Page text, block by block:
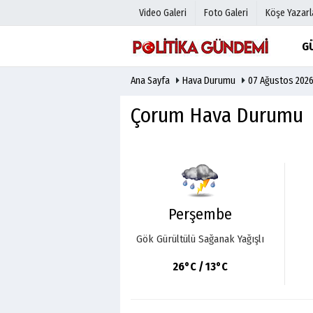
Video Galeri Foto Galeri Köşe
Hava
Anketler
Ana Sayfa Hava Durumu 07 Ağustos
Çorum Hava Durumu
Perşembe
Gök Gürültülü Sağanak Yağışlı
26°C / 13°C